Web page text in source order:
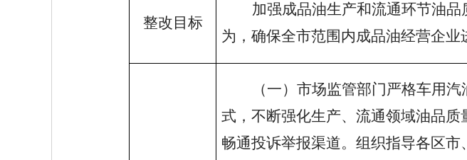
整改目标
加强成品油生产和流通环节油
为，确保全市范围内成品油经营企业
（一）市场监管部门严格车用
式，不断强化生产、流通领域油品质
畅通投诉举报渠道。组织指导各区